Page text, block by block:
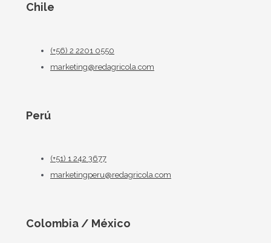
Chile
(+56) 2 2201 0550
marketing@redagricola.com
Perú
(+51) 1 242 3677
marketingperu@redagricola.com
Colombia / México